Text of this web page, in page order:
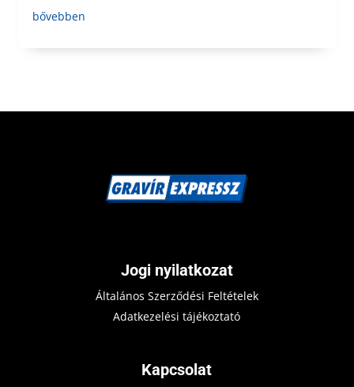
bővebben
Jogi nyilatkozat
Általános Szerződési Feltételek
Adatkezelési tájékoztató
Kapcsolat